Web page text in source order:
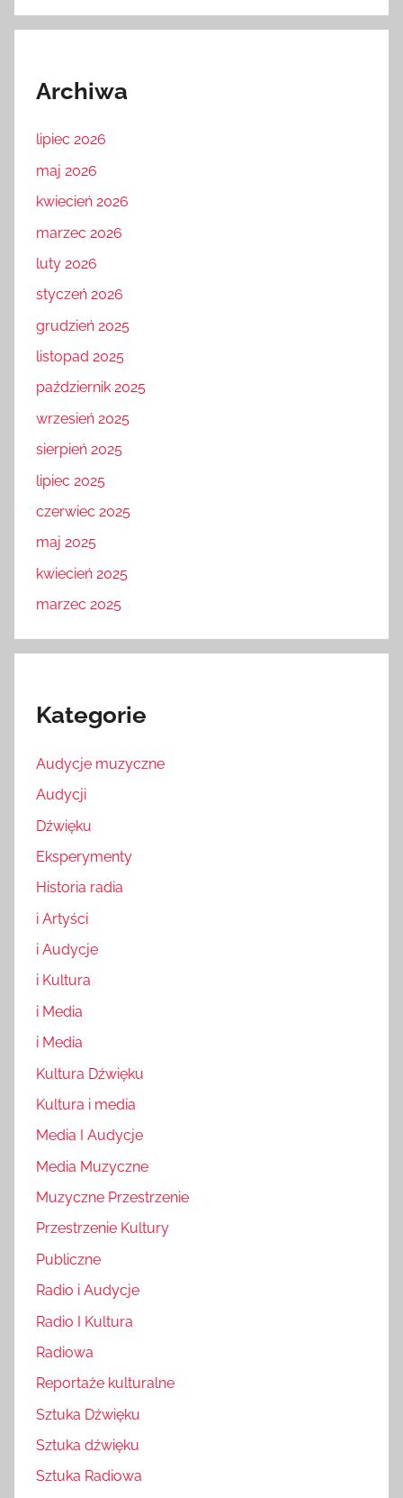
Archiwa
lipiec 2026
maj 2026
kwiecień 2026
marzec 2026
luty 2026
styczeń 2026
grudzień 2025
listopad 2025
październik 2025
wrzesień 2025
sierpień 2025
lipiec 2025
czerwiec 2025
maj 2025
kwiecień 2025
marzec 2025
Kategorie
Audycje muzyczne
Audycji
Dźwięku
Eksperymenty
Historia radia
i Artyści
i Audycje
i Kultura
i Media
i Media
Kultura Dźwięku
Kultura i media
Media I Audycje
Media Muzyczne
Muzyczne Przestrzenie
Przestrzenie Kultury
Publiczne
Radio i Audycje
Radio I Kultura
Radiowa
Reportaże kulturalne
Sztuka Dźwięku
Sztuka dźwięku
Sztuka Radiowa